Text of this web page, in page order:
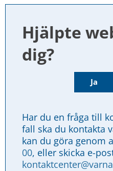
Hjälpte
dig?
Ja
Har du en fråga till
fall ska du kontakta
kan du göra genom
00